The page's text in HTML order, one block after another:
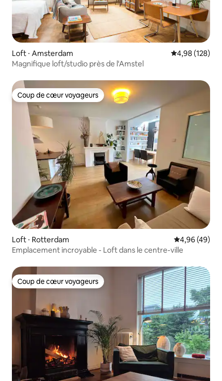
Loft ⋅ Amsterdam Évaluation
4,98 (128)
Magnifique loft/studio près de l'Amstel
Coup de cœur voyageurs
Coup de cœur voyageurs
Loft ⋅ Rotterdam Évaluation
4,96 (49)
Emplacement incroyable - Loft dans le centre-ville
Coup de cœur voyageurs
Coup de cœur voyageurs